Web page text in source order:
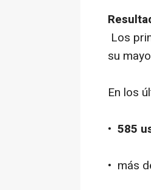
Los
su
En los
• 585
• más